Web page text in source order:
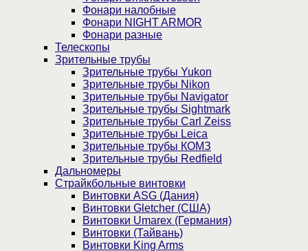
Фонари налобные
Фонари NIGHT ARMOR
Фонари разные
Телескопы
Зрительные трубы
Зрительные трубы Yukon
Зрительные трубы Nikon
Зрительные трубы Navigator
Зрительные трубы Sightmark
Зрительные трубы Carl Zeiss
Зрительные трубы Leica
Зрительные трубы КОМЗ
Зрительные трубы Redfield
Дальномеры
Страйкбольные винтовки
Винтовки ASG (Дания)
Винтовки Gletcher (США)
Винтовки Umarex (Германия)
Винтовки (Тайвань)
Винтовки King Arms